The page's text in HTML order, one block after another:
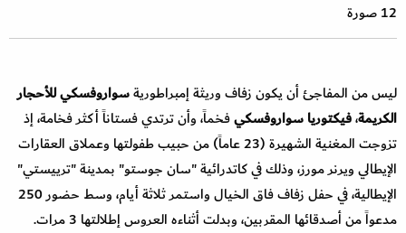
12 صورة
ليس من المفاجئ أن يكون زفاف وريثة إمبراطوريةسواروفسكي للأحجار
الكريمة،فيكتوريا سواروفسكيفخماً، وأن ترتدي فستاناً أكثر فخامة، إذ
تزوجت المغنية الشهيرة (23 عاماً) من حبيب طفولتها وعملاق العقارات
الإيطالي ويرنر مورز، وذلك في كاتدرائية "سان جوستو" بمدينة "ترييستي"
الإيطالية، في حفل زفاف فاق الخيال واستمر ثلاثة أيام، وسط حضور 250
مدعواً من أصدقائها المقربين، وبدلت أثناءه العروس إطلالتها 3 مرات.